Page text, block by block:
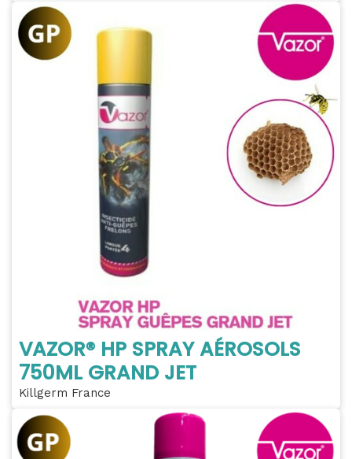
VAZOR® HP SPRAY AÉROSOLS
750ML GRAND JET
Killgerm France